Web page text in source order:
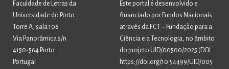
Faculdade de Letras da
Universidade do Porto
Torre A, sala 106
Via Panorâmica s/n
4150-564 Porto
Portugal
Este portal é desenvolvido e
financiado por Fundos Nacionais
através da FCT – Fundação para a
Ciência e a Tecnologia, no âmbito
do projeto UID/00500/2025 ( DOI:
https://doi.org/10.54499/UID/005